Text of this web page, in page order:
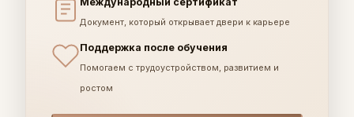
Документ, который открывает двери к карьере
Поддержка после обучения
Помогаем с трудоустройством, развитием и
ростом